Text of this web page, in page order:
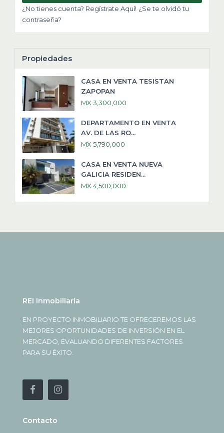
¿No tienes cuenta? Regístrate Aquí! ¿Se te olvidó tu
contraseña?
Propiedades
CASA EN VENTA TESISTAN
ZAPOPAN
MX 3,300,000
DEPARTAMENTO EN VENTA
AV. DE LAS RO...
MX 5,790,000
CASA EN VENTA NUEVA
GALICIA RESIDEN...
MX 4,500,000
REI Inmobiliaria
EN PROYECTO INMOBILIARIO TE OFRECEREMOS LAS
MEJORES OPORTUNIDADES DE INVERSIÓN EN EL
MERCADO, EVALUANDO DIFERENTES FACTORES
PARA SU ÉXITO.
Contacto